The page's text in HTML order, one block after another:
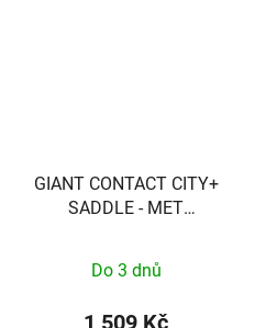
GIANT CONTACT CITY+
SADDLE - MET
Do 3 dnů
1 509 Kč